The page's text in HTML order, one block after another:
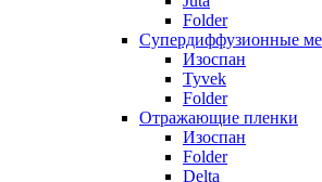
Folder
Супердиффузионные
Изоспан
Tyvek
Folder
Отражающие пленки
Изоспан
Folder
Delta